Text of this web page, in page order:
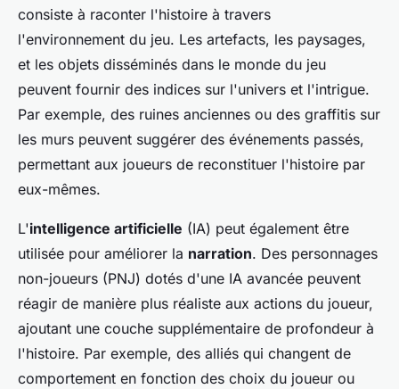
consiste à raconter l'histoire à travers
l'environnement du jeu. Les artefacts, les paysages,
et les objets disséminés dans le monde du jeu
peuvent fournir des indices sur l'univers et l'intrigue.
Par exemple, des ruines anciennes ou des graffitis sur
les murs peuvent suggérer des événements passés,
permettant aux joueurs de reconstituer l'histoire par
eux-mêmes.
L'intelligence artificielle (IA) peut également être
utilisée pour améliorer la narration. Des personnages
non-joueurs (PNJ) dotés d'une IA avancée peuvent
réagir de manière plus réaliste aux actions du joueur,
ajoutant une couche supplémentaire de profondeur à
l'histoire. Par exemple, des alliés qui changent de
comportement en fonction des choix du joueur ou